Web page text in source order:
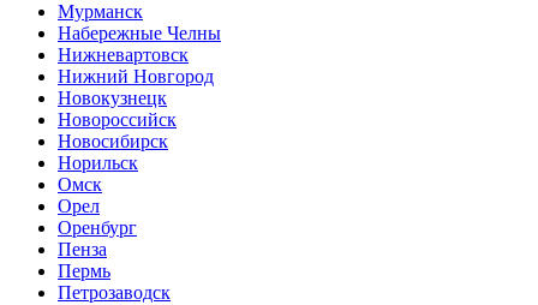
Мурманск
Набережные Челны
Нижневартовск
Нижний Новгород
Новокузнецк
Новороссийск
Новосибирск
Норильск
Омск
Орел
Оренбург
Пенза
Пермь
Петрозаводск